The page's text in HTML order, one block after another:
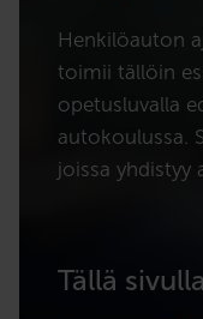
Henkilöauton
toimii tällöin
opetusluvalla
autokoulussa.
joissa yhdistyy
Tällä sivulla